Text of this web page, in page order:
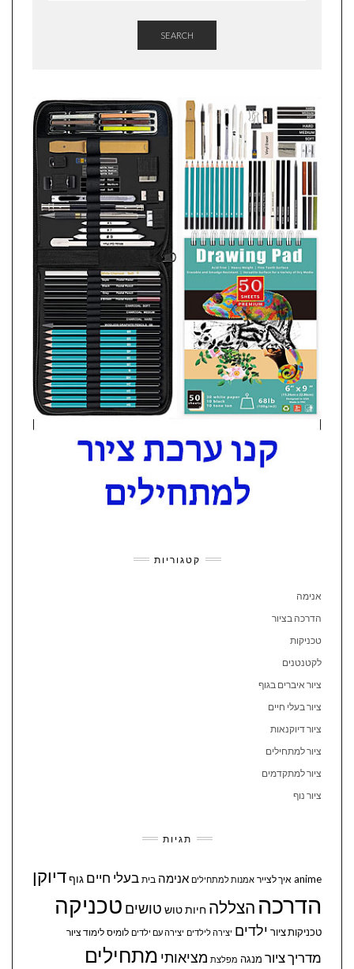
SEARCH
קטגוריות
אנימה
הדרכה בציור
טכניקות
לקטנטנים
ציור איברים בגוף
ציור בעלי חיים
ציור דיוקנאות
ציור למתחילים
ציור למתקדמים
ציור נוף
תגיות
anime איך לצייר אמנות למתחילים אנימה בית בעלי חיים גוףדיוקן
הדרכה הצללה חיותטוש טושים טכניקה
טכניקות ציור ילדים יצירה לילדים יצירה עם ילדים לומיס לימוד ציור
מדריך ציור מנגה מפלצת מציאותי מתחילים